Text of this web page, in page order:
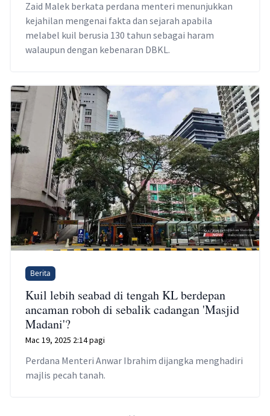
Zaid Malek berkata perdana menteri menunjukkan
kejahilan mengenai fakta dan sejarah apabila
melabel kuil berusia 130 tahun sebagai haram
walaupun dengan kebenaran DBKL.
Berita
Kuil lebih seabad di tengah KL berdepan
ancaman roboh di sebalik cadangan 'Masjid
Madani'?
Mac 19, 2025 2:14 pagi
Perdana Menteri Anwar Ibrahim dijangka menghadiri
majlis pecah tanah.